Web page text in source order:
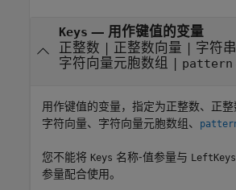
Keys — 用作键值的变量
正整数 | 正整数向量 | 字符
字符向量元胞数组 | pattern
用作键值的变量，指定为正整数、正整
字符向量、字符向量元胞数组、
您不能将 Keys 名称-值参量与 LeftKeys
参量配合使用。